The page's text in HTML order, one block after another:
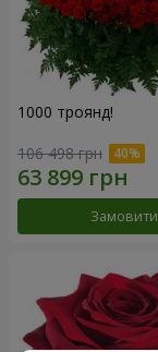
1000 троянд!
106 498 грн
Замовити